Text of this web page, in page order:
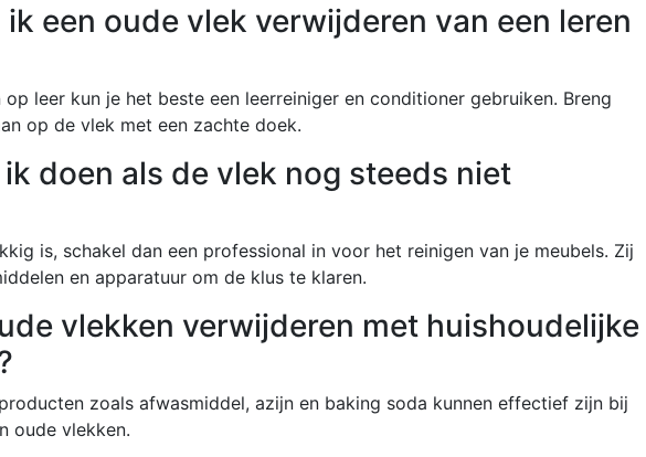
ik een oude vlek verwijderen van een leren
leer kun je het beste een leerreiniger en conditioner gebruiken. Breng
op de vlek met een zachte doek.
ik doen als de vlek nog steeds niet
is, schakel dan een professional in voor het reinigen van je meubels. Zij
en apparatuur om de klus te klaren.
vlekken verwijderen met huishoudelijke
zoals afwasmiddel, azijn en baking soda kunnen effectief zijn bij
oude vlekken.